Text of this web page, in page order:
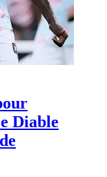
Diable